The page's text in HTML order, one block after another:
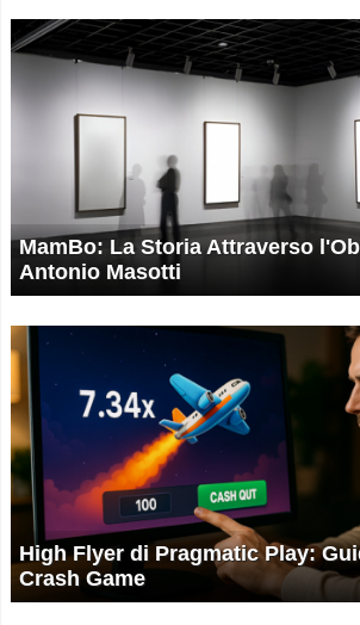
MamBo: La Storia Attraverso
Antonio Masotti
High Flyer di Pragmatic Play:
Crash Game